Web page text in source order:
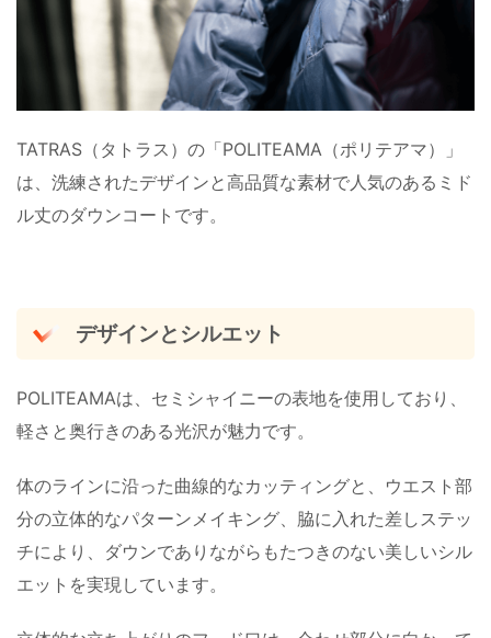
TATRAS（タトラス）の「POLITEAMA（ポリテアマ）」
は、洗練されたデザインと高品質な素材で人気のあるミド
ル丈のダウンコートです。
デザインとシルエット
POLITEAMAは、セミシャイニーの表地を使用しており、
軽さと奥行きのある光沢が魅力です。
体のラインに沿った曲線的なカッティングと、ウエスト部
分の立体的なパターンメイキング、脇に入れた差しステッ
チにより、ダウンでありながらもたつきのない美しいシル
エットを実現しています。